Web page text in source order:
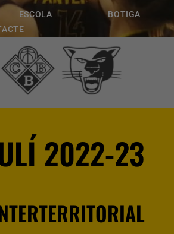
ESCOLA BOTIGA
BOTIGA
2022-23